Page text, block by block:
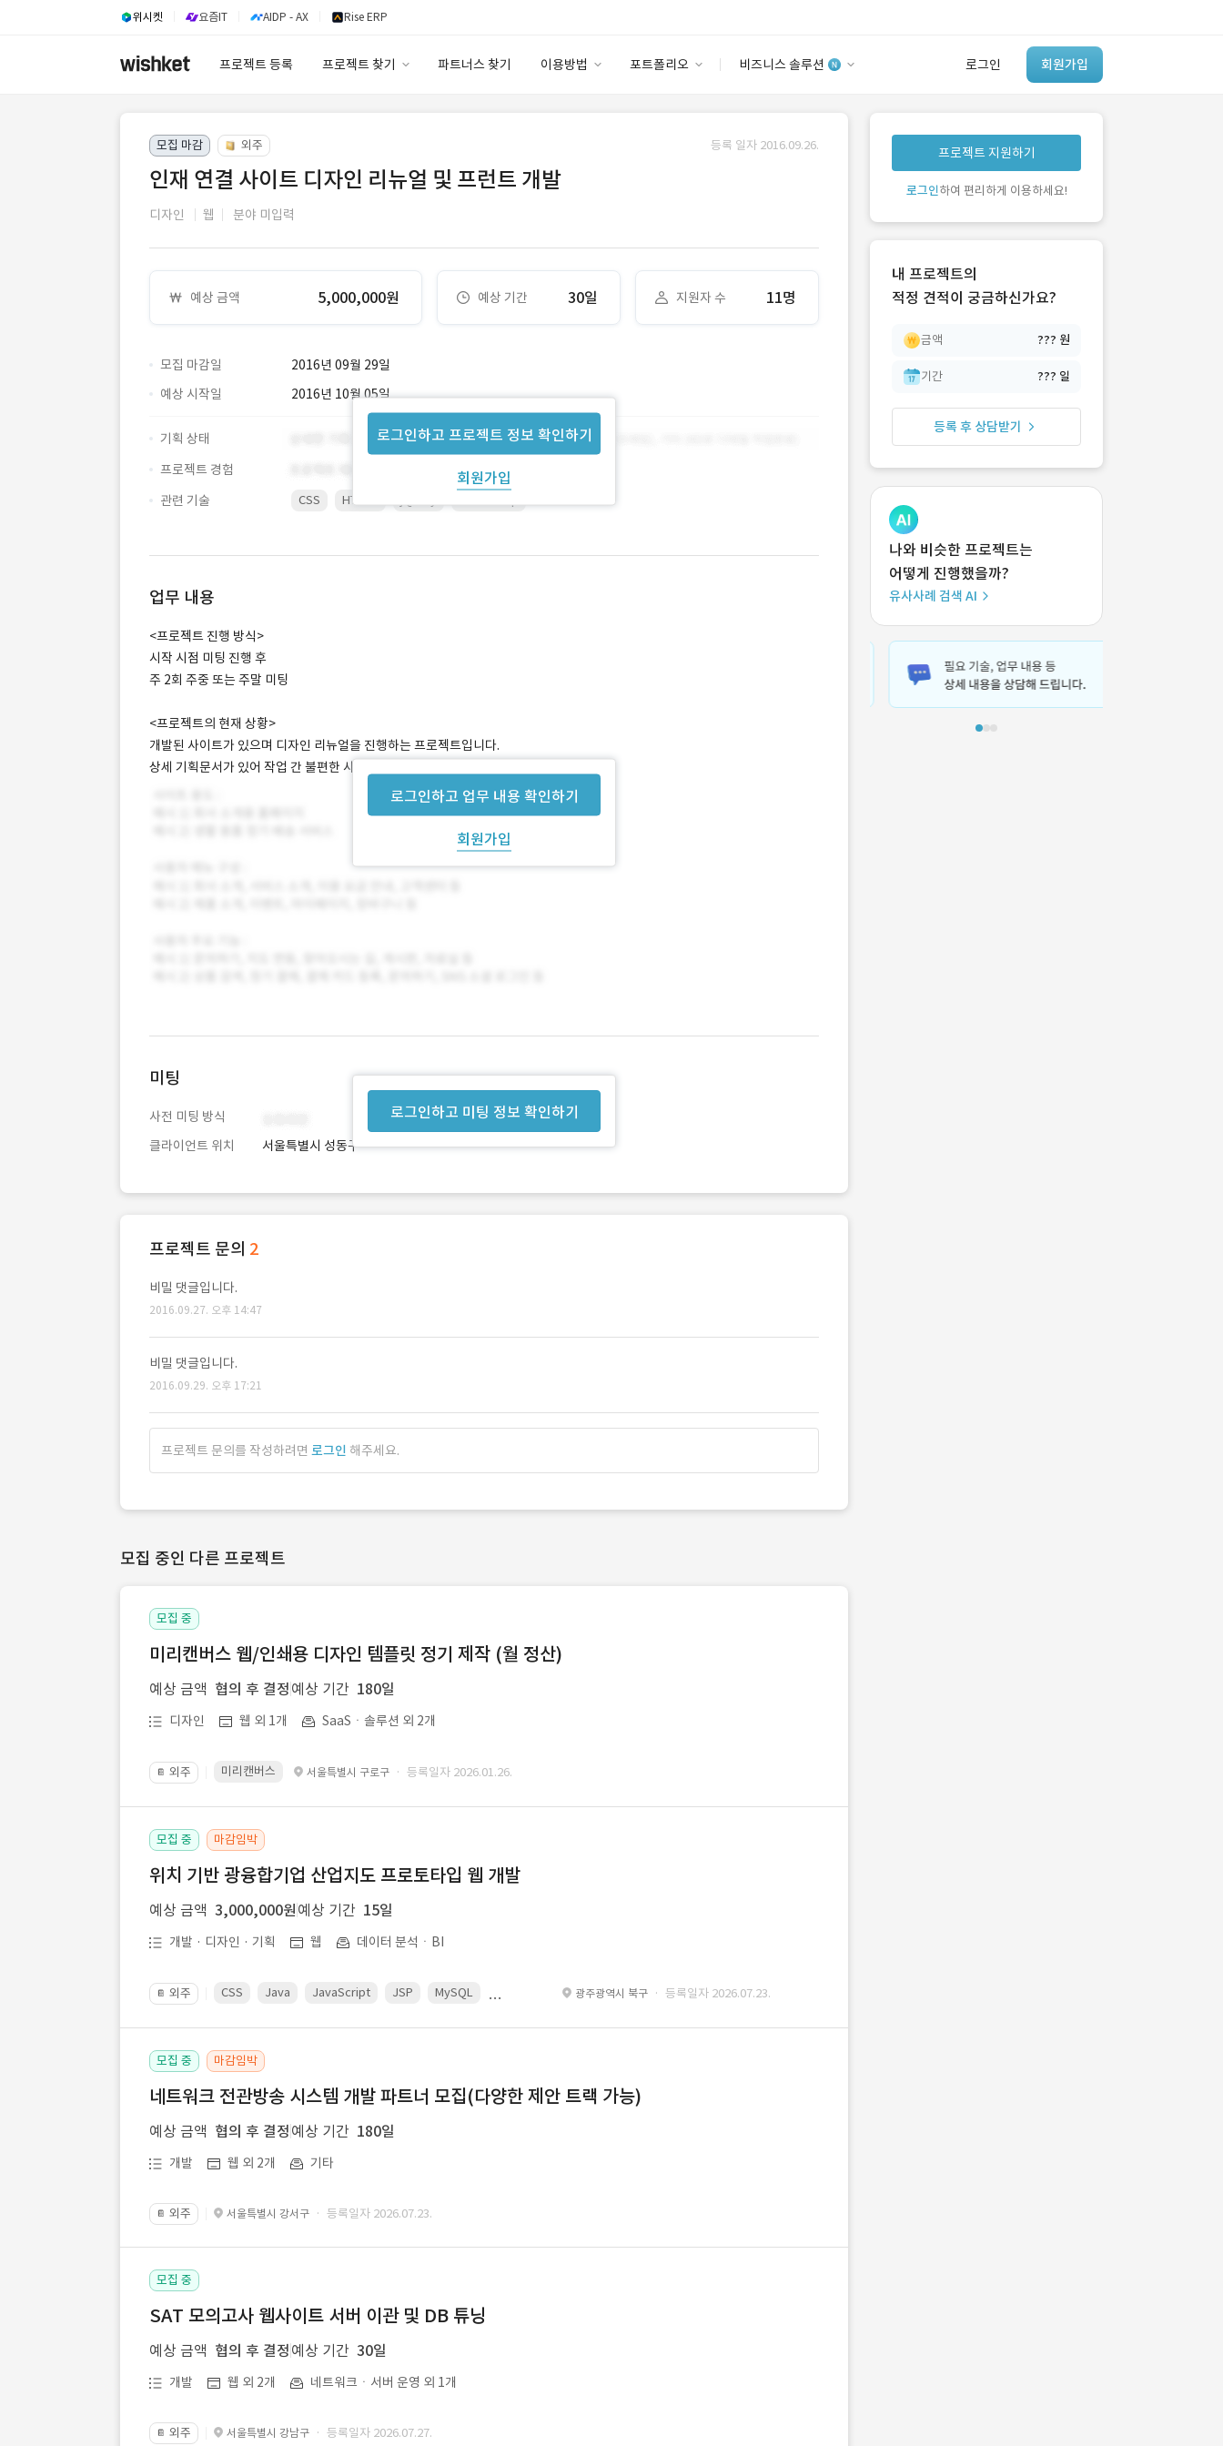
위시켓 요즘IT AIDP - AX Rise ERP
프로젝트 등록 프로젝트 찾기 파트너스 찾기 이용방법 포트폴리오 비즈니스 솔루션 로그인 회원가입
이용요금
고객센터
안심 코드 케어
유사사례 검색 AI
‘이런 거’ 만들어본
개발 회사 있어?
모집 마감 외주 등록 일자 2016.09.26.
인재 연결 사이트 디자인 리뉴얼 및 프런트 개발
디자인 웹 분야 미입력
예상 금액 5,000,000원 예상 기간 30일 지원자 수 11명
모집 마감일 2016년 09월 29일
로그인하고 프로젝트 정보 확인하기
회원가입
예상 시작일 2016년 10월 05일
기획 상태
프로젝트 경험
관련 기술
CSS HTML5
업무 내용
로그인하고 업무 내용 확인하기
회원가입
<프로젝트 진행 방식>
시작 시점 미팅 진행 후
주 2회 주중 또는 주말 미팅
<프로젝트의 현재 상황>
개발된 사이트가 있으며 디자인 리뉴얼을 진행하는 프로젝트입니다.
상세 기획문서가 있어 작업 간 불편한 사항은 없을 듯 합니다.
로그인하고 미팅 정보 확인하기
미팅
사전 미팅 방식
클라이언트 위치
서울특별시 성동구
프로젝트 문의 2
비밀 댓글입니다.
2016.09.27. 오후 14:47
비밀 댓글입니다.
2016.09.29. 오후 17:21
프로젝트 문의를 작성하려면 로그인 해주세요.
모집 중인 다른 프로젝트
모집 중
미리캔버스 웹/인쇄용 디자인 템플릿 정기 제작 (월 정산)
예상 금액 협의 후 결정 예상 기간 180일
디자인 웹 외 1개 SaaSㆍ솔루션 외 2개
📔 외주 미리캔버스 서울특별시 구로구 · 등록일자 2026.01.26.
모집 중 마감임박
위치 기반 광융합기업 산업지도 프로토타입 웹 개발
예상 금액 3,000,000원 예상 기간 15일
개발 · 디자인 · 기획 웹 데이터 분석ㆍBI
📔 외주 CSS Java JavaScript JSP MySQL Spring광주광역시 북구 · 등록일자 2026.07.23.
모집 중 마감임박
네트워크 전관방송 시스템 개발 파트너 모집(다양한 제안 트랙 가능)
예상 금액 협의 후 결정 예상 기간 180일
개발 웹 외 2개 기타
📔 외주 서울특별시 강서구 · 등록일자 2026.07.23.
모집 중
SAT 모의고사 웹사이트 서버 이관 및 DB 튜닝
예상 금액 협의 후 결정 예상 기간 30일
개발 웹 외 2개 네트워크ㆍ서버 운영 외 1개
📔 외주 서울특별시 강남구 · 등록일자 2026.07.27.
프로젝트 지원하기
로그인하여 편리하게 이용하세요!
내 프로젝트의
적정 견적이 궁금하신가요?
금액 ??? 원
기간 ??? 일
등록 후 상담받기
나와 비슷한 프로젝트는
어떻게 진행했을까?
유사사례 검색 AI